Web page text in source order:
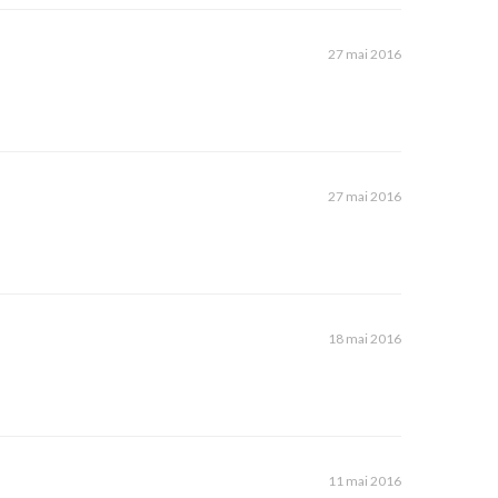
27 mai 2016
27 mai 2016
18 mai 2016
11 mai 2016